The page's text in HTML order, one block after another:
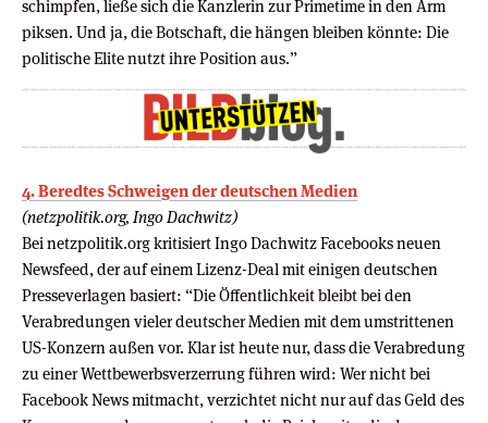
schimpfen, ließe sich die Kanzlerin zur Primetime in den Arm
piksen. Und ja, die Botschaft, die hängen bleiben könnte: Die
politische Elite nutzt ihre Position aus.”
4. Beredtes Schweigen der deutschen Medien
(netzpolitik.org, Ingo Dachwitz)
Bei netzpolitik.org kritisiert Ingo Dachwitz Facebooks neuen
Newsfeed, der auf einem Lizenz-Deal mit einigen deutschen
Presseverlagen basiert: “Die Öffentlichkeit bleibt bei den
Verabredungen vieler deutscher Medien mit dem umstrittenen
US-Konzern außen vor. Klar ist heute nur, dass die Verabredung
zu einer Wettbewerbsverzerrung führen wird: Wer nicht bei
Facebook News mitmacht, verzichtet nicht nur auf das Geld des